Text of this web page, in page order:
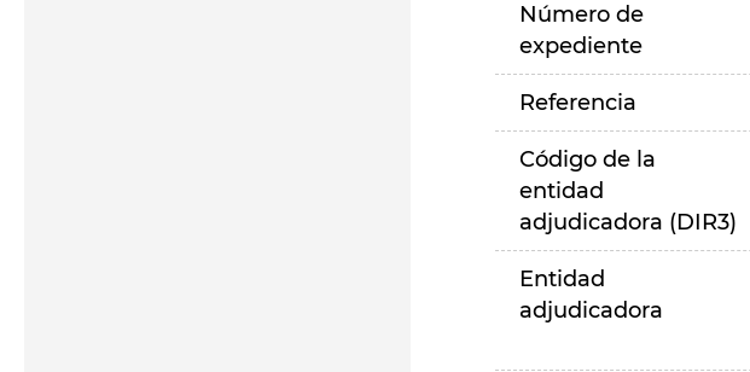
Número de
expediente
Referencia
Código de la
entidad
adjudicadora (DIR3)
Entidad
adjudicadora